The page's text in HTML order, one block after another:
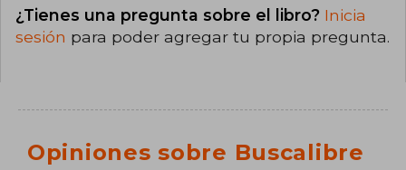
¿Tienes una pregunta sobre el libro? Inicia
sesión para poder agregar tu propia pregunta.
Opiniones sobre Buscalibre